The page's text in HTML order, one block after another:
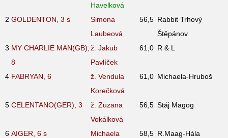
Havelková
2 GOLDENTON, 3 s
Simona
Laubeová
56,5 Rabbit Trhový
Štěpánov
3 MY CHARLIE MAN(GB),
8
ž. Jakub
Pavlíček
61,0 R & L
4 FABRYAN, 6
ž. Vendula
Korečková
61,0 Michaela-Hruboš
5 CELENTANO(GER), 3
ž. Zuzana
Vokálková
56,5 Stáj Magog
6 AIGER, 6 s
Michaela
58,5 R.Maag-Hála